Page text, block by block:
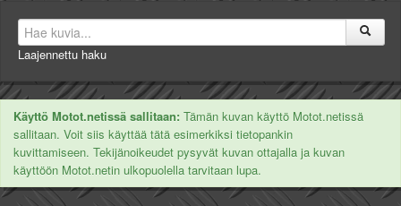
Laajennettu haku
Käyttö Motot.netissä sallitaan: Tämän kuvan käyttö Motot.netissä
sallitaan. Voit siis käyttää tätä esimerkiksi tietopankin
kuvittamiseen. Tekijänoikeudet pysyvät kuvan ottajalla ja kuvan
käyttöön Motot.netin ulkopuolella tarvitaan lupa.